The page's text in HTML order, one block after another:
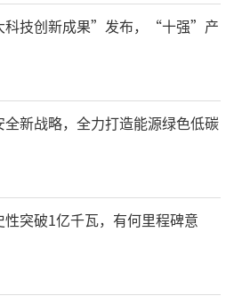
科技创新成果”发布，“十强”产
新战略，全力打造能源绿色低碳
突破1亿千瓦，有何里程碑意